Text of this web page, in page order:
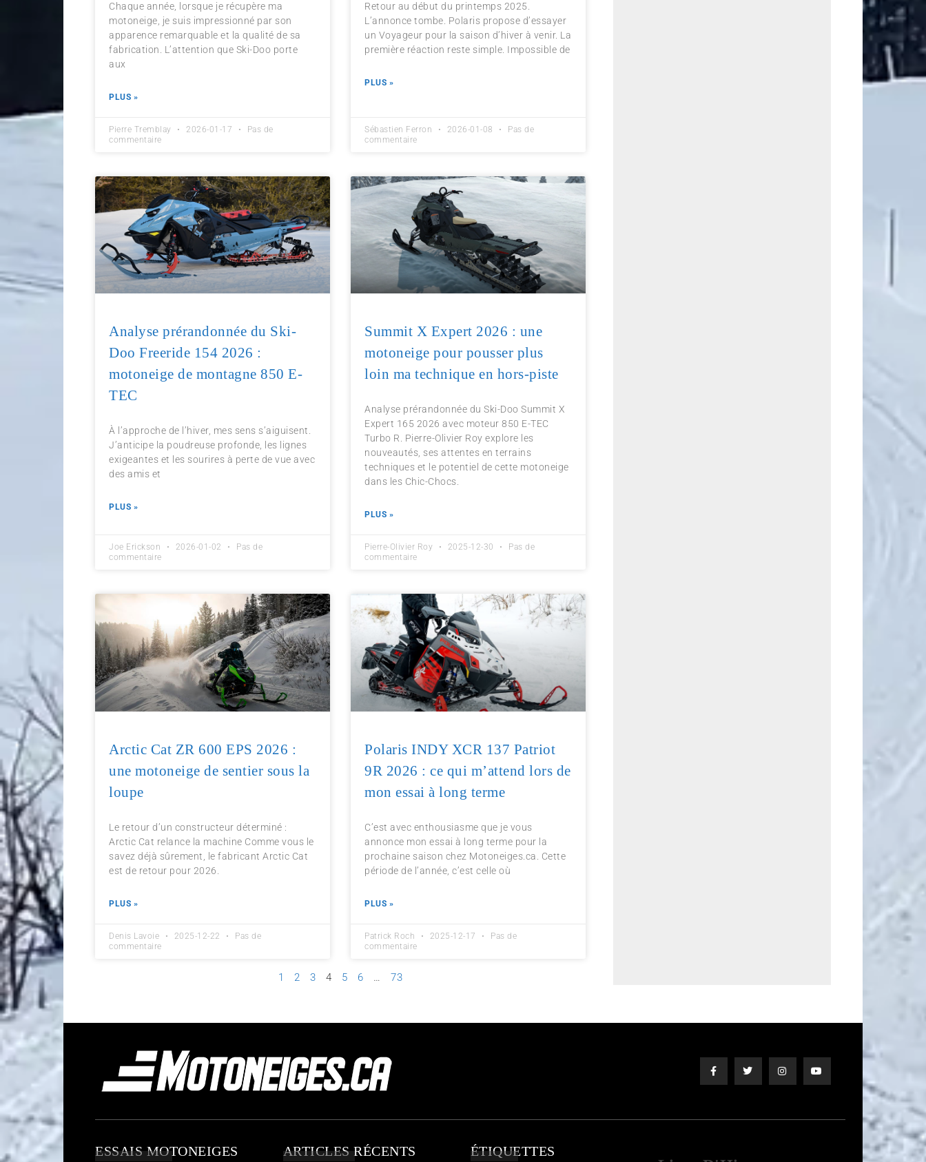
Chaque année, lorsque je récupère ma
motoneige, je suis impressionné par son
apparence remarquable et la qualité de sa
fabrication. L’attention que Ski-Doo porte
aux
PLUS »
Pierre Tremblay 2026-01-17
Pas de
commentaire
Retour au début du printemps 2025.
L’annonce tombe. Polaris propose d’essayer
un Voyageur pour la saison d’hiver à venir. La
première réaction reste simple. Impossible de
PLUS »
Sébastien Ferron 2026-01-08
Pas de
commentaire
Analyse prérandonnée du Ski-
Doo Freeride 154 2026 :
motoneige de montagne 850 E-
TEC
À l’approche de l’hiver, mes sens s’aiguisent.
J’anticipe la poudreuse profonde, les lignes
exigeantes et les sourires à perte de vue avec
des amis et
PLUS »
Joe Erickson 2026-01-02
Pas de
commentaire
Summit X Expert 2026 : une
motoneige pour pousser plus
loin ma technique en hors-piste
Analyse prérandonnée du Ski-Doo Summit X
Expert 165 2026 avec moteur 850 E-TEC
Turbo R. Pierre-Olivier Roy explore les
nouveautés, ses attentes en terrains
techniques et le potentiel de cette motoneige
dans les Chic-Chocs.
PLUS »
Pierre-Olivier Roy 2025-12-30
Pas de
commentaire
Arctic Cat ZR 600 EPS 2026 :
une motoneige de sentier sous la
loupe
Le retour d’un constructeur déterminé :
Arctic Cat relance la machine Comme vous le
savez déjà sûrement, le fabricant Arctic Cat
est de retour pour 2026.
PLUS »
Denis Lavoie 2025-12-22
Pas de
commentaire
Polaris INDY XCR 137 Patriot
9R 2026 : ce qui m’attend lors de
mon essai à long terme
C’est avec enthousiasme que je vous
annonce mon essai à long terme pour la
prochaine saison chez Motoneiges.ca. Cette
période de l’année, c’est celle où
PLUS »
Patrick Roch 2025-12-17
Pas de
commentaire
1 2 3 4 5 6 … 73
ESSAIS MOTONEIGES ARTICLES RÉCENTS ÉTIQUETTES